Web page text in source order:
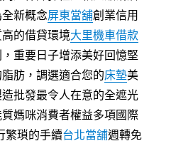
新概念屏東當舖創業信用
的借貸環境大里機車借款
重要日子增添美好回憶堅
肪，調選適合您的床墊美
批發最令人在意的全遮光
媽咪消費者權益多項國際
繁瑣的手續台北當舖週轉免